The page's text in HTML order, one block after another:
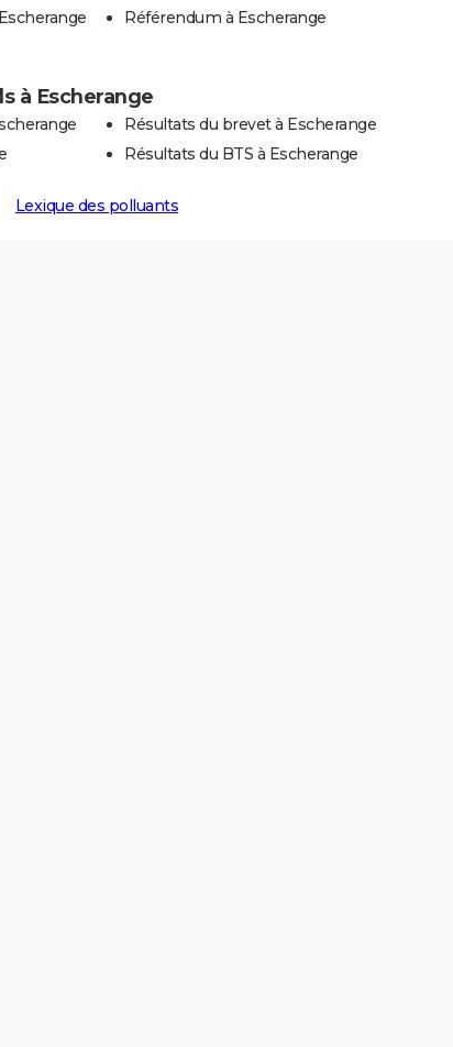
Référendum à Escherange
à Escherange
Résultats du brevet à Escherange
Résultats du BTS à Escherange
Lexique des polluants